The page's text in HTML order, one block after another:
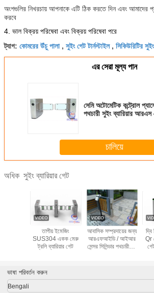
অংশগুলির নিখরচায় আপনাকে এটি ঠিক করতে দিন এবং আমাদের
করবে
4. ভাল বিক্রয় পরিষেবা এবং বিক্রয় পরিষেবা পরে
ট্যাগ: কোমরের উঁচু পালা, সুইং গেট টার্নস্টাইল, সিকিউরিটির
এর সেরা মূল্য পান
সেমি অটোমেটিক কন্ট্রোল
পথচারী সুইং ব্যারিয়ার
চালিয়ে
অধিক সুইং ব্যারিয়ার গেট
তাপীয় ইমেজিং
SUS304 একক মেরু
ট্রলি ব্যারিয়ার গেট
আবাসিক সম্প্রদায়ের জন্য
আরএফআইডি / আইআর
সেন্সর সিলিন্ডার পথচারীদের
দ্বি
Qr
ভাষা পরিবর্তন করুন
Bengali